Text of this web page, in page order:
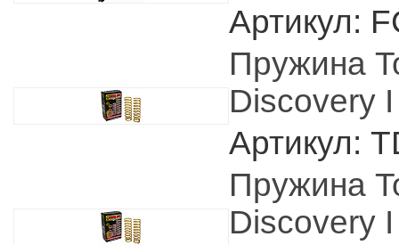
Артикул:
Пружина
Discovery
Артикул:
Пружина
Discovery